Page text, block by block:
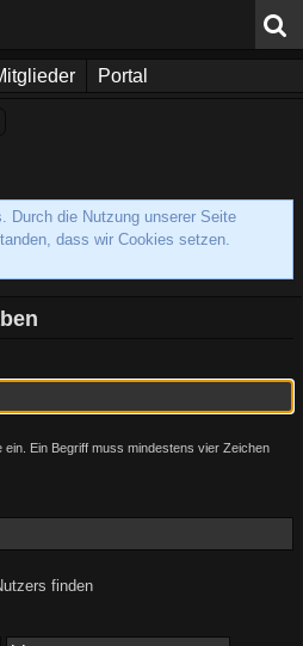
Portal
Durch die Nutzung unserer Seite
dass wir Cookies setzen.
Ein Begriff muss mindestens vier Zeichen
finden